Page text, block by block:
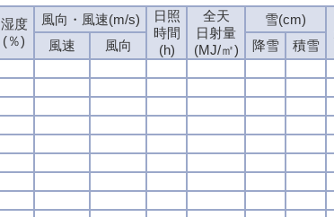
湿度
(％)
風向・風速(m/s)
日照
時間
(h)
全天
日射量
(MJ/㎡)
雪(cm)
風速 風向 降雪
積雪
湿度
(％)
風向・風速(m/s)
日照
時間
(h)
全天
日射量
(MJ/㎡)
雪(cm)
風速 風向 降雪
積雪
湿度
(％)
風向・風速(m/s)
日照
時間
(h)
全天
日射量
(MJ/㎡)
雪(cm)
風速 風向 降雪
積雪
湿度
(％)
風向・風速(m/s)
日照
時間
(h)
全天
日射量
(MJ/㎡)
雪(cm)
風速 風向 降雪
積雪